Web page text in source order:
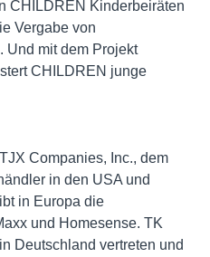
CHILDREN Kinderbeiräten
Vergabe von
Und mit dem Projekt
CHILDREN junge
Companies, Inc., dem
in den USA und
in Europa die
und Homesense. TK
Deutschland vertreten und